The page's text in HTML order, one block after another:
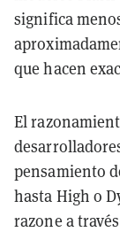
significa
que hacen
El
pensamiento
hasta High o
razone a